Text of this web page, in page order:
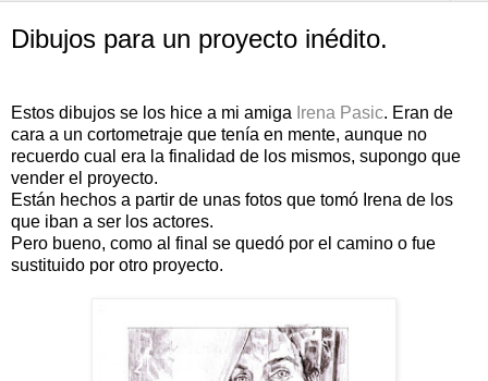
Dibujos para un proyecto inédito.
Estos dibujos se los hice a mi amiga Irena Pasic. Eran de
cara a un cortometraje que tenía en mente, aunque no
recuerdo cual era la finalidad de los mismos, supongo que
vender el proyecto.
Están hechos a partir de unas fotos que tomó Irena de los
que iban a ser los actores.
Pero bueno, como al final se quedó por el camino o fue
sustituido por otro proyecto.